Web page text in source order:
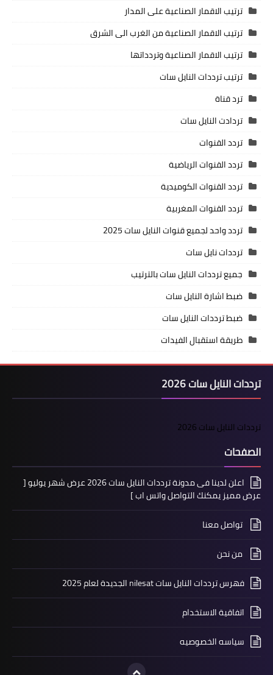
ترتيب الاقمار الصناعية على المدار
ترتيب الاقمار الصناعية من الغرب الى الشرق
ترتيب الاقمار الصناعية وتردداتها
ترتيب ترددات النايل سات
ترد قناة
تردادت النايل سات
تردد القنوات
تردد القنوات الرياضية
تردد القنوات الكوميدية
تردد القنوات المغربية
تردد واحد لجميع قنوات النايل سات 2025
ترددات نايل سات
جميع ترددات النايل سات بالترتيب
ضبط اشارة النايل سات
ضبط ترددات النايل سات
طريقة استقبال الفيدات
ترددات النايل سات 2026
ترددات النايل سات 2026
الصفحات
اعلن لدينا فى مدونة ترددات النايل سات 2026 عرض شهر يوليو [
عرض مميز يمكنك التواصل واتس اب ]
تواصل معنا
من نحن
فهرس ترددات النايل سات nilesat الجديدة لعام 2025
اتفاقية الاستخدام
سياسه الخصوصيه